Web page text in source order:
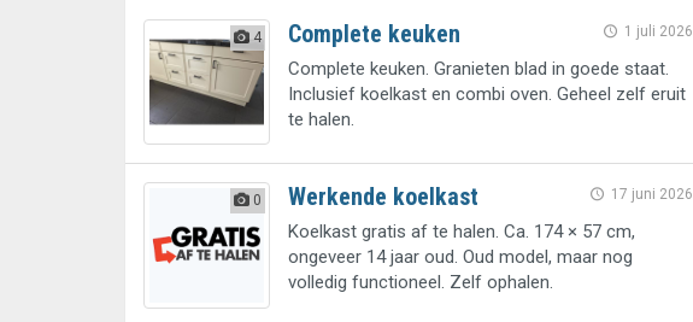
4 1 juli 2026
Complete keuken
Complete keuken. Granieten blad in goede staat.
Inclusief koelkast en combi oven. Geheel zelf eruit
te halen.
0 17 juni 2026
Werkende koelkast
Koelkast gratis af te halen. Ca. 174 × 57 cm,
ongeveer 14 jaar oud. Oud model, maar nog
volledig functioneel. Zelf ophalen.